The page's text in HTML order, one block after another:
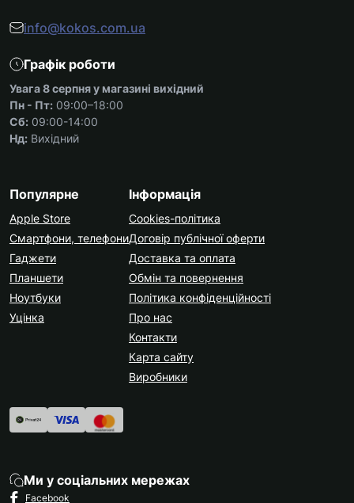
info@kokos.com.ua
Графік роботи
Увага 8 серпня у магазині вихідний
Пн - Пт: 09:00–18:00
Сб: 09:00-14:00
Нд: Вихідний
Популярне
Apple Store
Смартфони, телефони
Гаджети
Планшети
Ноутбуки
Уцінка
Інформація
Cookies-політика
Договір публічної оферти
Доставка та оплата
Обмін та повернення
Політика конфіденційності
Про нас
Контакти
Карта сайту
Виробники
Ми у соціальних мережах
Facebook